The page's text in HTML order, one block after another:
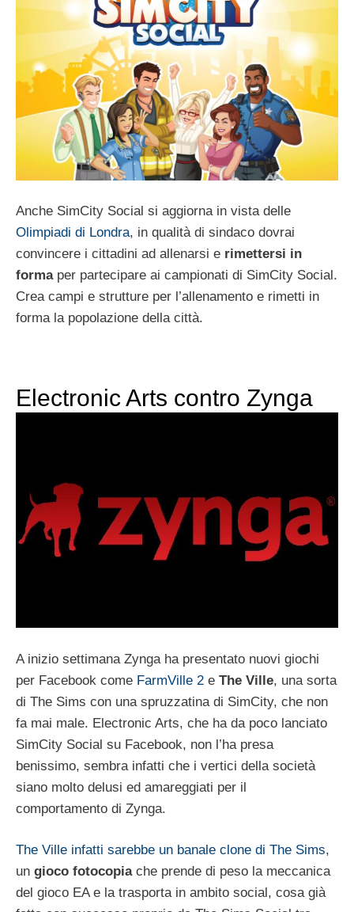
Anche SimCity Social si aggiorna in vista delle
Olimpiadi di Londra, in qualità di sindaco dovrai
convincere i cittadini ad allenarsi e rimettersi in
formaper partecipare ai campionati di SimCity Social.
Crea campi e strutture per l’allenamento e rimetti in
forma la popolazione della città.
Electronic Arts contro Zynga
A inizio settimana Zynga ha presentato nuovi giochi
per Facebook come FarmVille 2 e The Ville, una sorta
di The Sims con una spruzzatina di SimCity, che non
fa mai male. Electronic Arts, che ha da poco lanciato
SimCity Social su Facebook, non l’ha presa
benissimo, sembra infatti che i vertici della società
siano molto delusi ed amareggiati per il
comportamento di Zynga.
The Ville infatti sarebbe un banale clone di The Sims,
un gioco fotocopiache prende di peso la meccanica
del gioco EA e la trasporta in ambito social, cosa già